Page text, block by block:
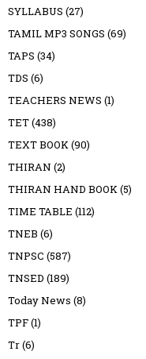
SYLLABUS (27)
TAMIL MP3 SONGS (69)
TAPS (34)
TDS (6)
TEACHERS NEWS (1)
TET(438)
TEXT BOOK(90)
THIRAN (2)
THIRAN HAND BOOK(5)
TIME TABLE (112)
TNEB (6)
TNPSC (587)
TNSED (189)
Today News (8)
TPF(1)
Tr(6)